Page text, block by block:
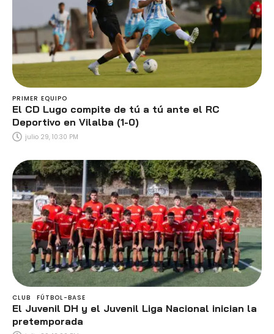
PRIMER EQUIPO
El CD Lugo compite de tú a tú ante el RC
Deportivo en Vilalba (1-0)
julio 29, 10:30 PM
CLUB FÚTBOL-BASE
El Juvenil DH y el Juvenil Liga Nacional inician la
pretemporada